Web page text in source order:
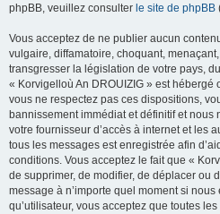
phpBB, veuillez consulter le site de phpBB
Vous acceptez de ne publier aucun
vulgaire, diffamatoire, choquant,
transgresser la législation de votre pays,
« Korvigelloù An DROUIZIG » est
vous ne respectez pas ces dispositions,
bannissement immédiat et définitif et nous
votre fournisseur d’accès à internet et les
tous les messages est enregistrée afin
conditions. Vous acceptez le fait que «
de supprimer, de modifier, de déplacer ou
message à n’importe quel moment si
qu’utilisateur, vous acceptez que toutes